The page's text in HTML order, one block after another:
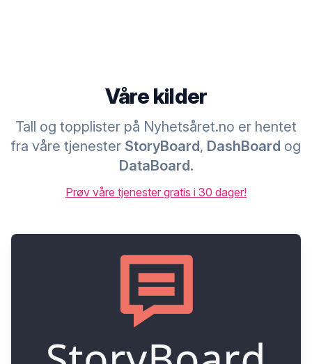
Våre kilder
Tall og topplister på Nyhetsåret.no er hentet
fra våre tjenester StoryBoard, DashBoard og
DataBoard.
Prøv våre tjenester gratis i 30 dager!